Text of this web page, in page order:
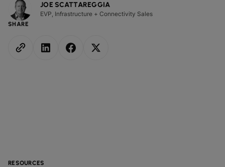
JOE SCATTAREGGIA
EVP, Infrastructure + Connectivity Sales
SHARE
RESOURCES